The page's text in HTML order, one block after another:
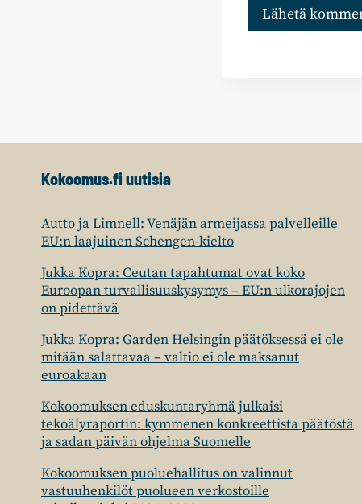
Kokoomus.fi uutisia
Autto ja Limnell: Venäjän armeijassa palvelleille
EU:n laajuinen Schengen-kielto
Jukka Kopra: Ceutan tapahtumat ovat koko
Euroopan turvallisuuskysymys – EU:n ulkorajojen
on pidettävä
Jukka Kopra: Garden Helsingin päätöksessä ei ole
mitään salattavaa – valtio ei ole maksanut
euroakaan
Kokoomuksen eduskuntaryhmä julkaisi
tekoälyraportin: kymmenen konkreettista päätöstä
ja sadan päivän ohjelma Suomelle
Kokoomuksen puoluehallitus on valinnut
vastuuhenkilöt puolueen verkostoille